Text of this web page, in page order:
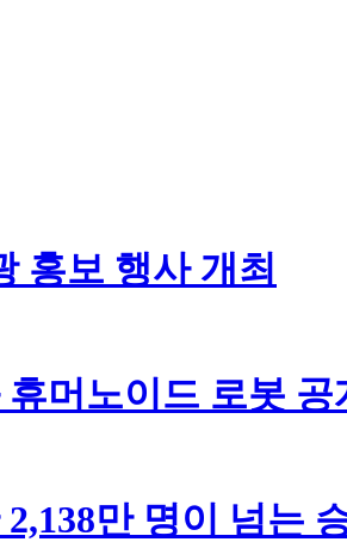
홍보 행사 개최
머노이드 로봇 공
만 명이 넘는